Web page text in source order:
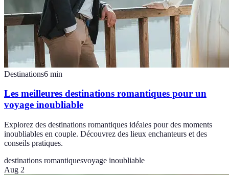
Destinations6 min
Les meilleures destinations romantiques pour un
voyage inoubliable
Explorez des destinations romantiques idéales pour des moments
inoubliables en couple. Découvrez des lieux enchanteurs et des
conseils pratiques.
destinations romantiquesvoyage inoubliable
Aug 2